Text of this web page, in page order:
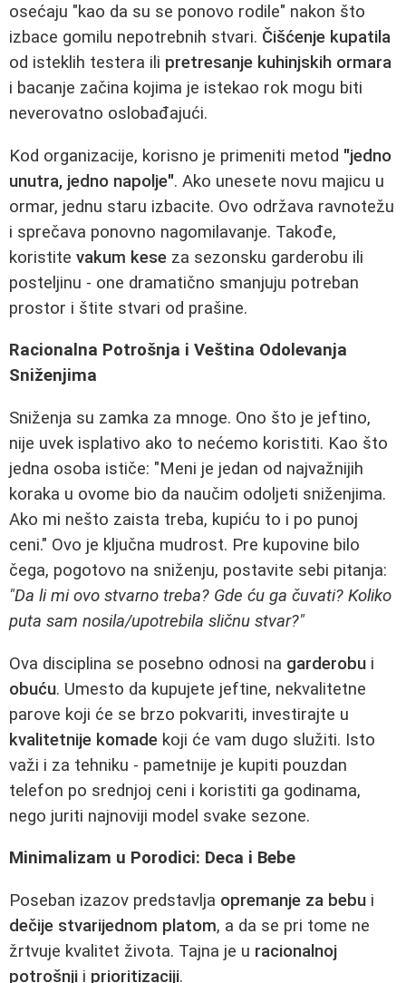
osećaju "kao da su se ponovo rodile" nakon što
izbace gomilu nepotrebnih stvari. Čišćenje kupatila
od isteklih testera ili pretresanje kuhinjskih ormara
i bacanje začina kojima je istekao rok mogu biti
neverovatno oslobađajući.
Kod organizacije, korisno je primeniti metod "jedno
unutra, jedno napolje". Ako unesete novu majicu u
ormar, jednu staru izbacite. Ovo održava ravnotežu
i sprečava ponovno nagomilavanje. Takođe,
koristite vakum kese za sezonsku garderobu ili
posteljinu - one dramatično smanjuju potreban
prostor i štite stvari od prašine.
Racionalna Potrošnja i Veština Odolevanja
Sniženjima
Sniženja su zamka za mnoge. Ono što je jeftino,
nije uvek isplativo ako to nećemo koristiti. Kao što
jedna osoba ističe: "Meni je jedan od najvažnijih
koraka u ovome bio da naučim odoljeti sniženjima.
Ako mi nešto zaista treba, kupiću to i po punoj
ceni." Ovo je ključna mudrost. Pre kupovine bilo
čega, pogotovo na sniženju, postavite sebi pitanja:
"Da li mi ovo stvarno treba? Gde ću ga čuvati? Koliko
puta sam nosila/upotrebila sličnu stvar?"
Ova disciplina se posebno odnosi na garderobu i
obuću. Umesto da kupujete jeftine, nekvalitetne
parove koji će se brzo pokvariti, investirajte u
kvalitetnije komade koji će vam dugo služiti. Isto
važi i za tehniku - pametnije je kupiti pouzdan
telefon po srednjoj ceni i koristiti ga godinama,
nego juriti najnoviji model svake sezone.
Minimalizam u Porodici: Deca i Bebe
Poseban izazov predstavlja opremanje za bebu i
dečije stvarijednom platom, a da se pri tome ne
žrtvuje kvalitet života. Tajna je u racionalnoj
potrošnji i prioritizaciji.